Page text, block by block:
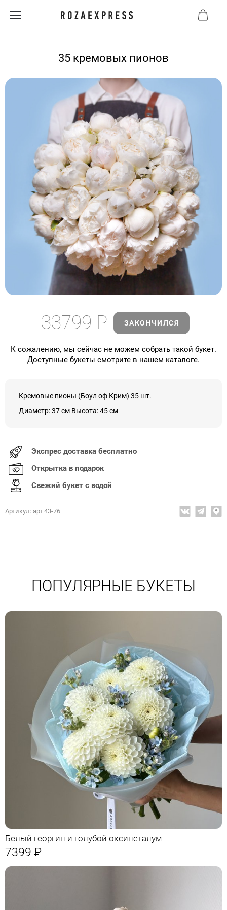
35 кремовых пионов
33799Р ЗАКОНЧИЛСЯ
К сожалению, мы сейчас не можем собрать такой букет.
Доступные букеты смотрите в нашем каталоге.
Кремовые пионы (Боул оф Крим) 35 шт.
Диаметр: 37 см Высота: 45 см
Экспрес доставка бесплатно
Открытка в подарок
Свежий букет с водой
Артикул: арт 43-76
ПОПУЛЯРНЫЕ БУКЕТЫ
Белый георгин и голубой оксипеталум
7399 Р